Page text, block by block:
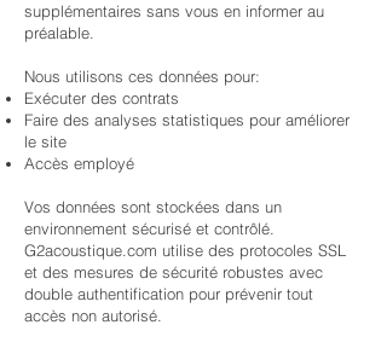
supplémentaires sans vous en informer au
préalable.
Nous utilisons ces données pour:
Exécuter des contrats
Faire des analyses statistiques pour améliorer
le site
Accès employé
Vos données sont stockées dans un
environnement sécurisé et contrôlé.
G2acoustique.com utilise des protocoles SSL
et des mesures de sécurité robustes avec
double authentification pour prévenir tout
accès non autorisé.